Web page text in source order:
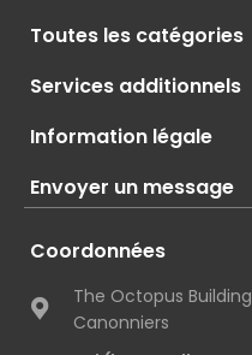
Toutes les catégories
Services additionnels
Information légale
Envoyer un message
Coordonnées
The Octopus
Canonniers